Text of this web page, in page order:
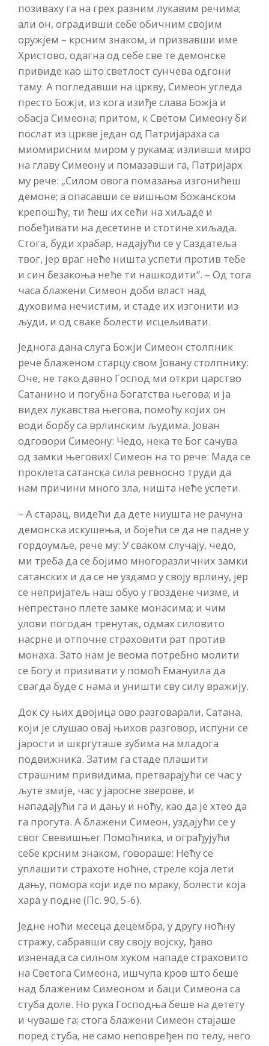
позиваху га на грех разним лукавим речима;
али он, оградивши себе обичним својим
оружјем – крсним знаком, и призвавши име
Христово, одагна од себе све те демонске
привиде као што светлост сунчева одгони
таму. А погледавши на цркву, Симеон угледа
престо Божји, из кога изиђе слава Божја и
обасја Симеона; притом, к Светом Симеону би
послат из цркве један од Патријараха са
миомирисним миром у рукама; изливши миро
на главу Симеону и помазавши га, Патријарх
му рече: „Силом овога помазања изгонићеш
демоне; а опасавши се вишњом божанском
крепошћу, ти ћеш их сећи на хиљаде и
побеђивати на десетине и стотине хиљада.
Стога, буди храбар, надајући се у Саздатеља
твог, јер враг неће ништа успети против тебе
и син безакоња неће ти нашкодити“. – Од тога
часа блажени Симеон доби власт над
духовима нечистим, и стаде их изгонити из
људи, и од сваке болести исцељивати.
Једнога дана слуга Божји Симеон столпник
рече блаженом старцу свом Јовану столпнику:
Оче, не тако давно Господ ми откри царство
Сатанино и погубна богатства његова; и ја
видех лукавства његова, помоћу којих он
води борбу са врлинским људима. Јован
одговори Симеону: Чедо, нека те Бог сачува
од замки његових! Симеон на то рече: Мада се
проклета сатанска сила ревносно труди да
нам причини много зла, ништа неће успети.
– А старац, видећи да дете ниушта не рачуна
демонска искушења, и бојећи се да не падне у
гордоумље, рече му: У сваком случају, чедо,
ми треба да се бојимо многоразличних замки
сатанских и да се не уздамо у своју врлину, јер
се непријатељ наш обуо у гвоздене чизме, и
непрестано плете замке монасима; и чим
улови погодан тренутак, одмах силовито
насрне и отпочне страховити рат против
монаха. Зато нам је веома потребно молити
се Богу и призивати у помоћ Емануила да
свагда буде с нама и уништи сву силу вражију.
Док су њих двојица ово разговарали, Сатана,
који је слушао овај њихов разговор, испуни се
јарости и шкргуташе зубима на младога
подвижника. Затим га стаде плашити
страшним привидима, претварајући се час у
љуте змије, час у јаросне зверове, и
нападајући га и дању и ноћу, као да је хтео да
га прогута. А блажени Симеон, уздајући се у
свог Свевишњег Помоћника, и ограђујући
себе крсним знаком, говораше: Нећу се
уплашити страхоте ноћне, стреле која лети
дању, помора који иде по мраку, болести која
хара у подне (Пс. 90, 5-6).
Једне ноћи месеца децембра, у другу ноћну
стражу, сабравши сву своју војску, ђаво
изненада са силном хуком нападе страховито
на Светога Симеона, ишчупа кров што беше
над блаженим Симеоном и баци Симеона са
стуба доле. Но рука Господња беше на детету
и чуваше га; стога блажени Симеон стајаше
поред стуба, не само неповређен по телу, него